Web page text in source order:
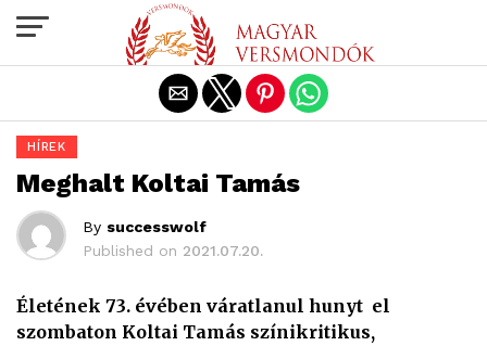
HÍREK
Meghalt Koltai Tamás
By successwolf
Published on 2021.07.20.
Életének 73. évében váratlanul hunyt el
szombaton Koltai Tamás színikritikus,
Exit mobile version